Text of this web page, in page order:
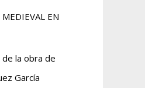
EN
de la obra de
García